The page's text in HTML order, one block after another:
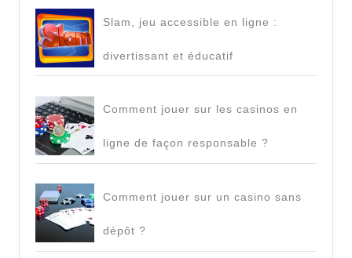
Slam, jeu accessible en ligne :
divertissant et éducatif
Comment jouer sur les casinos en
ligne de façon responsable ?
Comment jouer sur un casino sans
dépôt ?